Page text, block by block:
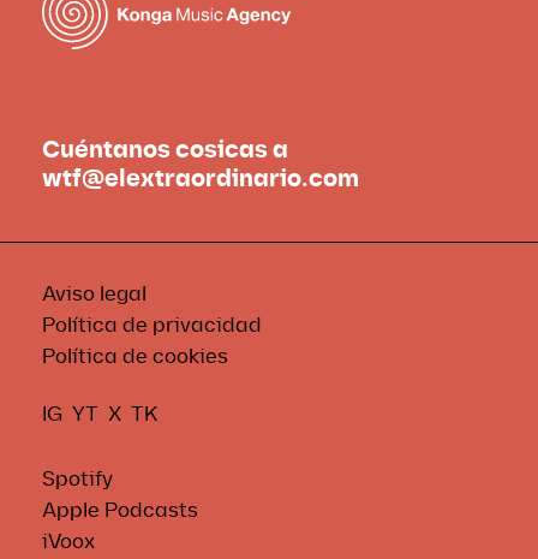
Cuéntanos cosicas a
wtf@elextraordinario.com
Aviso legal
Política de privacidad
Política de cookies
IG YT X TK
Spotify
Apple Podcasts
iVoox